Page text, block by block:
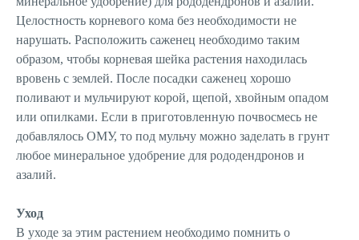
Целостность корневого кома без необходимости не
нарушать. Расположить саженец необходимо таким
образом, чтобы корневая шейка растения находилась
вровень с землей. После посадки саженец хорошо
поливают и мульчируют корой, щепой, хвойным опадом
или опилками. Если в приготовленную почвосмесь не
добавлялось ОМУ, то под мульчу можно заделать в грунт
любое минеральное удобрение для рододендронов и
азалий.
Уход
В уходе за этим растением необходимо помнить о